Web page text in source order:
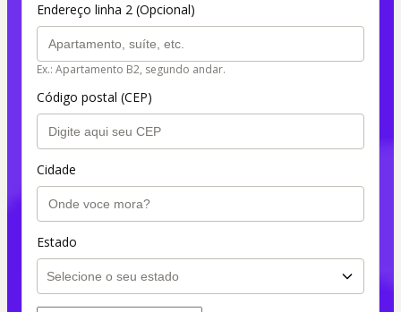
Endereço linha 2 (Opcional)
Ex.: Apartamento B2, segundo andar.
Código postal (CEP)
Cidade
Estado